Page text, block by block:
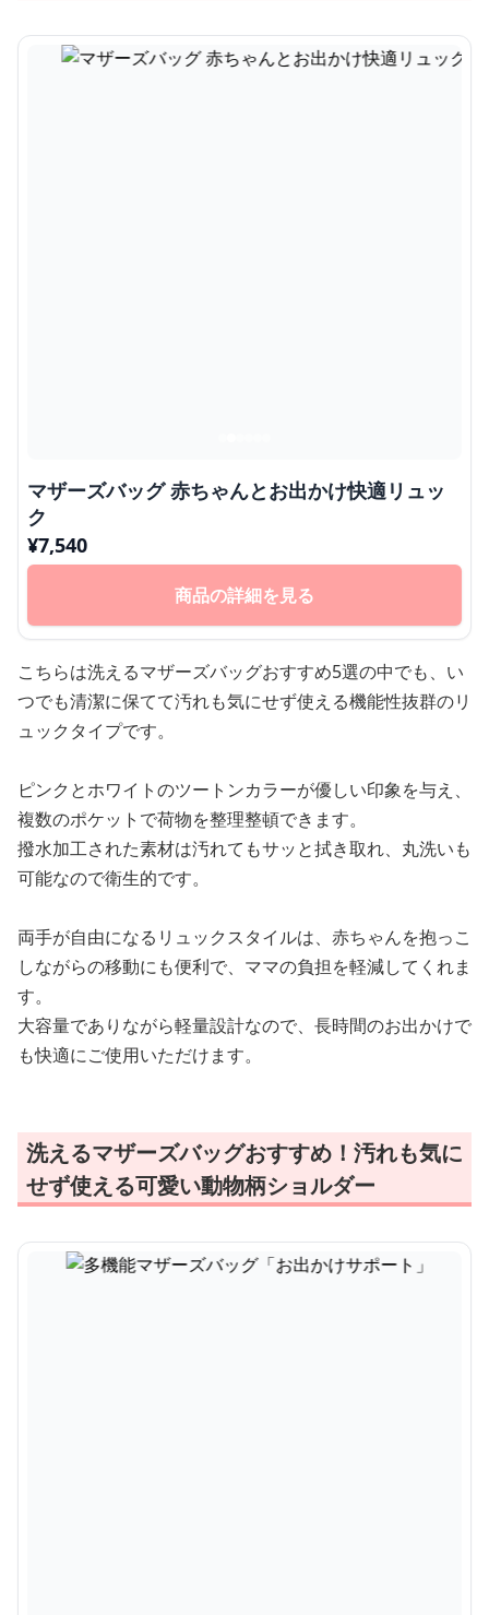
マザーズバッグ 赤ちゃんとお出かけ快適リュッ
ク
¥7,540
商品の詳細を見る
こちらは洗えるマザーズバッグおすすめ5選の中でも、い
つでも清潔に保てて汚れも気にせず使える機能性抜群のリ
ュックタイプです。
ピンクとホワイトのツートンカラーが優しい印象を与え、
複数のポケットで荷物を整理整頓できます。
撥水加工された素材は汚れてもサッと拭き取れ、丸洗いも
可能なので衛生的です。
両手が自由になるリュックスタイルは、赤ちゃんを抱っこ
しながらの移動にも便利で、ママの負担を軽減してくれま
す。
大容量でありながら軽量設計なので、長時間のお出かけで
も快適にご使用いただけます。
洗えるマザーズバッグおすすめ！汚れも気に
せず使える可愛い動物柄ショルダー